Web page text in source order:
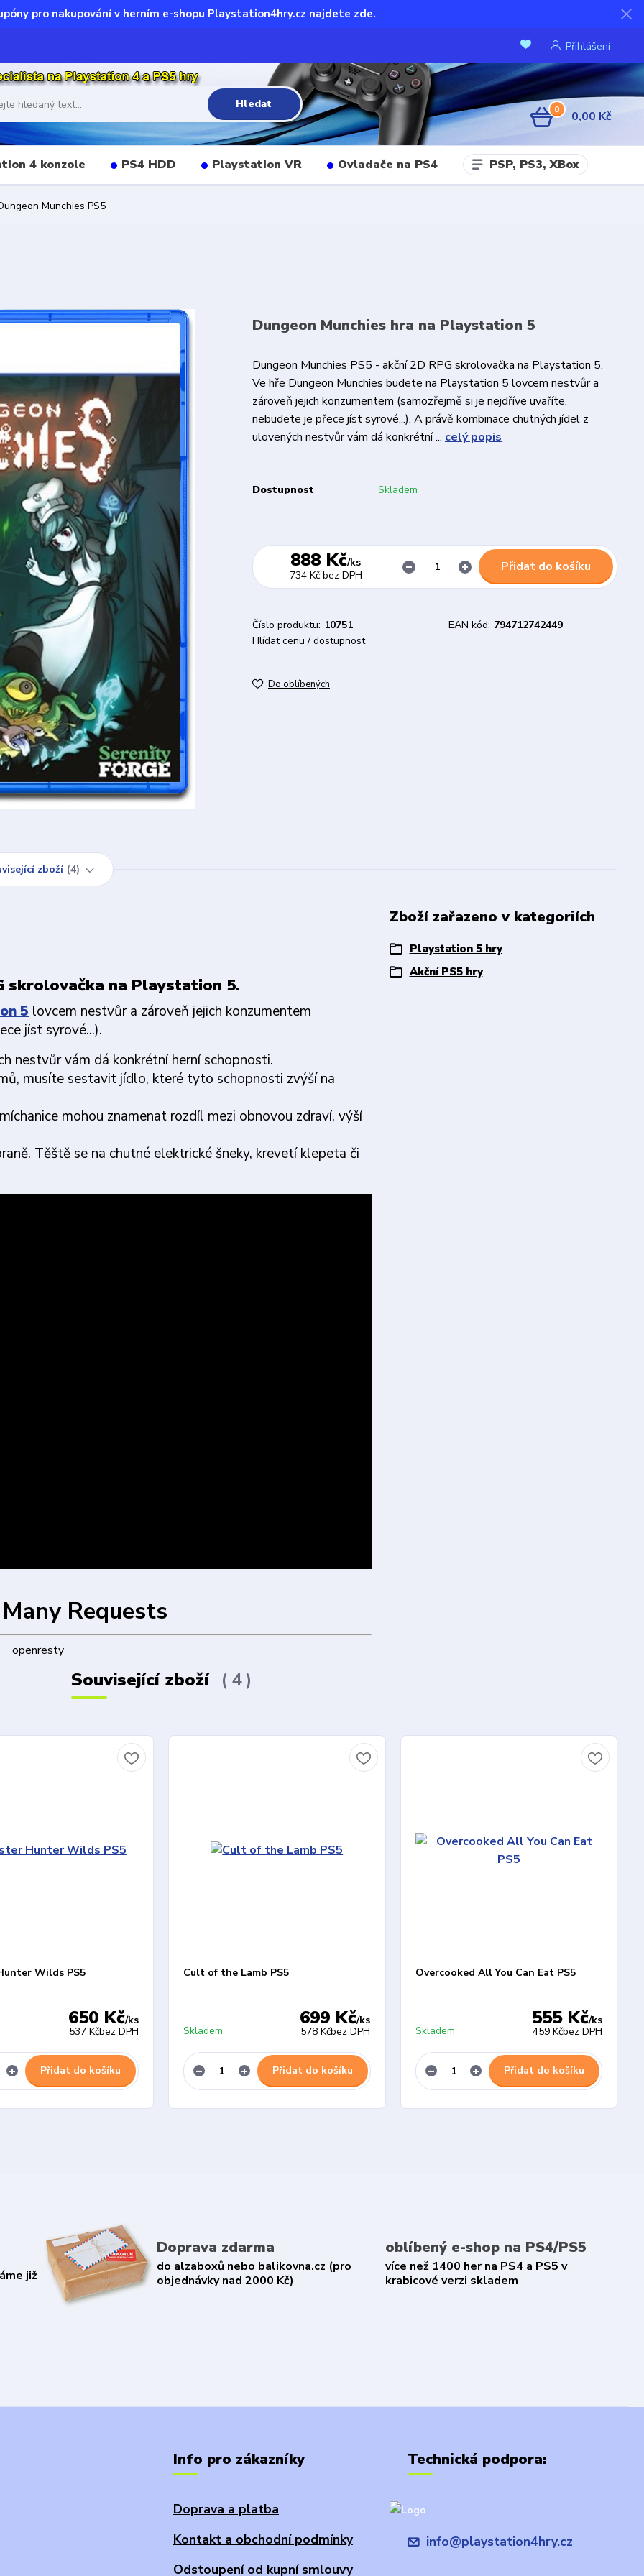
pro nakupování v herním e-shopu Playstation4hry.cz najdete zde.
Přihlášení
Hledat 0 0,00 Kč
4 konzole PS4 HDD Playstation VR Ovladače na PS4 PSP, PS3, XBox
Munchies PS5
Dungeon Munchies hra na Playstation 5
Dungeon Munchies PS5 - akční 2D RPG skrolovačka na Playstation 5.
Ve hře Dungeon Munchies budete na Playstation 5 lovcem nestvůr a
zároveň jejich konzumentem (samozřejmě si je nejdříve uvaříte,
nebudete je přece jíst syrové...). A právě kombinace chutných jídel z
ulovených nestvůr vám dá konkrétní ... celý popis
Dostupnost Skladem
888 Kč/ks
734 Kč bez DPH
Přidat do košíku
Číslo produktu: 10751 EAN kód: 794712742449
Hlídat cenu / dostupnost
Do oblíbených
zboží 4
skrolovačka na Playstation 5.
5 lovcem nestvůr a zároveň jejich konzumentem
jíst syrové...).
nestvůr vám dá konkrétní herní schopnosti.
musíte sestavit jídlo, které tyto schopnosti zvýší na
mohou znamenat rozdíl mezi obnovou zdraví, výší
Těště se na chutné elektrické šneky, krevetí klepeta či
Requests
openresty
Zboží zařazeno v kategoriích
Playstation 5 hry
Akční PS5 hry
Související zboží 4
Wilds PS5
650 Kč/ks
537 Kčbez DPH
Přidat do košíku
Cult of the Lamb PS5
699 Kč/ks
578 Kčbez DPH
Skladem
Přidat do košíku
Overcooked All You Can Eat PS5
555 Kč/ks
459 Kčbez DPH
Skladem
Přidat do košíku
již
Doprava zdarma
do alzaboxů nebo balikovna.cz (pro
objednávky nad 2000 Kč)
oblíbený e-shop na PS4/PS5
více než 1400 her na PS4 a PS5 v
krabicové verzi skladem
Info pro zákazníky
Doprava a platba
Kontakt a obchodní podmínky
Odstoupení od kupní smlouvy
Technická podpora:
info@playstation4hry.cz